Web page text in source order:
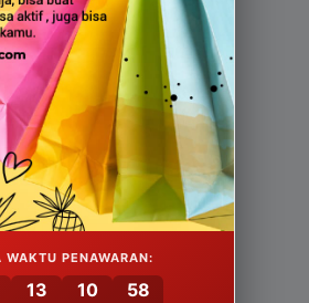
WAKTU PENAWARAN:
13 10 55